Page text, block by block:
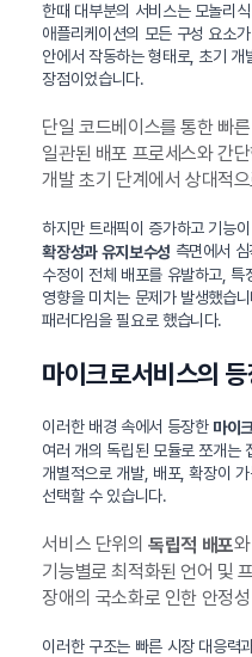
한때 대부분의 서비스는 모놀리
애플리케이션의 모든 구성 요소
안에서 작동하는 형태로, 초기
장점이었습니다.
단일 코드베이스를 통한 빠
일관된 배포 프로세스와 간
개발 초기 단계에서 상대적
하지만 트래픽이 증가하고 기능
확장성과 유지보수성 측면에서
수정이 전체 배포를 유발하고, 특
영향을 미치는 문제가 발생했습
패러다임을 필요로 했습니다.
마이크로서비스의
이러한 배경 속에서 등장한 마이
여러 개의 독립된 모듈로 쪼개는
개별적으로 개발, 배포, 확장이
선택할 수 있습니다.
서비스 단위의독립적 배포와
기능별로 최적화된 언어 및
장애의 국소화로 인한 안정
이러한 구조는 빠른 시장 대응력